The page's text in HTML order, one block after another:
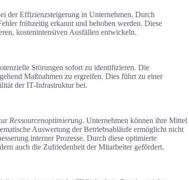
der Effizienzsteigerung in Unternehmen. Durch
frühzeitig erkannt und behoben werden. Diese
kostenintensiven Ausfällen entwickeln.
Störungen sofort zu identifizieren. Die
Maßnahmen zu ergreifen. Dies führt zu einer
der IT-Infrastruktur bei.
Ressourcenoptimierung. Unternehmen können ihre Mittel
Auswertung der Betriebsabläufe ermöglicht nicht
interner Prozesse. Durch diese optimierte
auch die Zufriedenheit der Mitarbeiter gefördert.